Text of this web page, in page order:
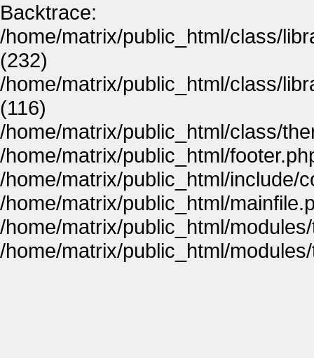
Backtrace:
/home/matrix/public_html/class/
(232)
/home/matrix/public_html/class/
(116)
/home/matrix/public_html/class/
/home/matrix/public_html/
/home/matrix/public_html/include/
/home/matrix/public_html/
/home/matrix/public_html/
/home/matrix/public_html/